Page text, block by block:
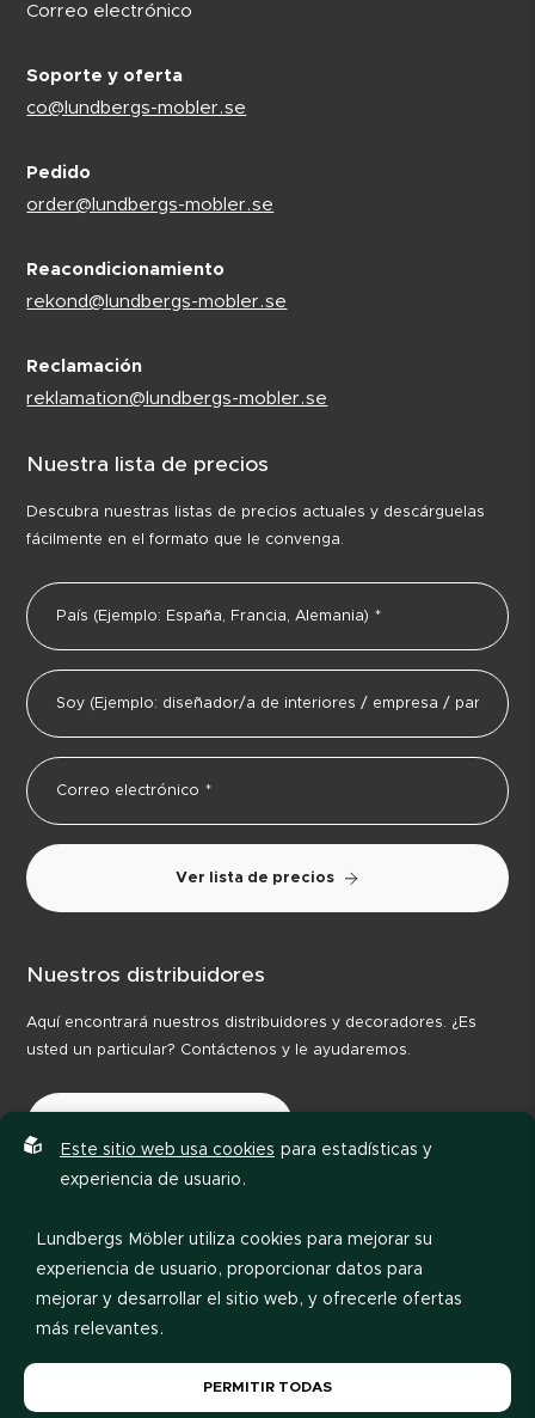
Correo electrónico
Soporte y oferta
co@lundbergs-mobler.se
Pedido
order@lundbergs-mobler.se
Reacondicionamiento
rekond@lundbergs-mobler.se
Reclamación
reklamation@lundbergs-mobler.se
Nuestra lista de precios
Descubra nuestras listas de precios actuales y descárguelas
fácilmente en el formato que le convenga.
Ver lista de precios
Nuestros distribuidores
Aquí encontrará nuestros distribuidores y decoradores. ¿Es
usted un particular? Contáctenos y le ayudaremos.
Política de privacidad
Este sitio web usa cookies para estadísticas y
experiencia de usuario.
Lundbergs Möbler utiliza cookies para mejorar su
experiencia de usuario, proporcionar datos para
mejorar y desarrollar el sitio web, y ofrecerle ofertas
más relevantes.
PERMITIR TODAS